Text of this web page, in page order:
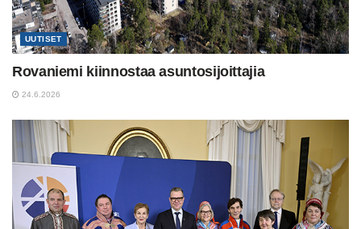
UUTISET
Rovaniemi kiinnostaa asuntosijoittajia
24.6.2026